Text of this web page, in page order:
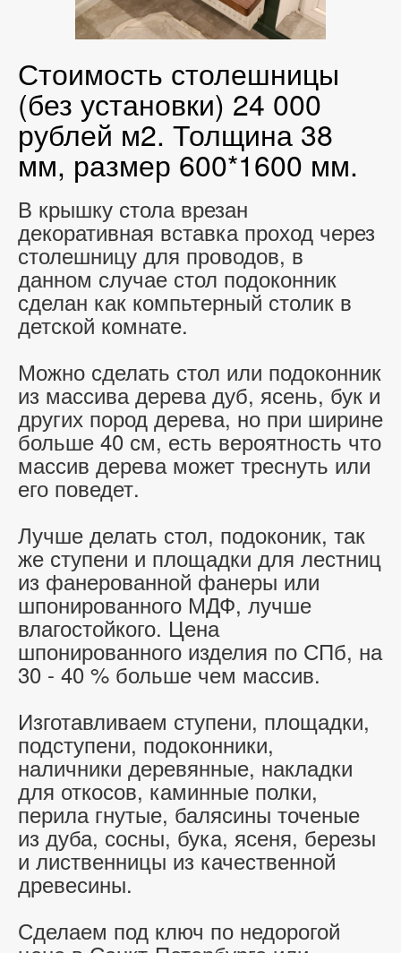
Стоимость столешницы
(без установки) 24 000
рублей м2. Толщина 38
мм, размер 600*1600 мм.
В крышку стола врезан
декоративная вставка проход через
столешницу для проводов, в
данном случае стол подоконник
сделан как компьтерный столик в
детской комнате.
Можно сделать стол или подоконник
из массива дерева дуб, ясень, бук и
других пород дерева, но при ширине
больше 40 см, есть вероятность что
массив дерева может треснуть или
его поведет.
Лучше делать стол, подоконик, так
же ступени и площадки для лестниц
из фанерованной фанеры или
шпонированного МДФ, лучше
влагостойкого. Цена
шпонированного изделия по СПб, на
30 - 40 % больше чем массив.
Изготавливаем ступени, площадки,
подступени, подоконники,
наличники деревянные, накладки
для откосов, каминные полки,
перила гнутые, балясины точеные
из дуба, сосны, бука, ясеня, березы
и лиственницы из качественной
древесины.
Сделаем под ключ по недорогой